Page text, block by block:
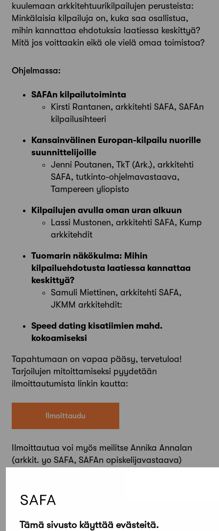
Tämä sivusto käyttää evästeitä.
kuulemaan arkkitehtuurikilpailujen perusteista:
Minkälaisia kilpailuja on, kuka saa osallistua,
mihin kannattaa ehdotuksia laatiessa keskittyä?
Mitä jos voittaakin eikä ole vielä omaa toimistoa?
Ohjelmassa:
SAFAn kilpailutoiminta
Kirsti Rantanen, arkkitehti SAFA, SAFAn
kilpailusihteeri
Kansainvälinen Europan-kilpailu nuorille
suunnittelijoille
Jenni Poutanen, TkT (Ark.), arkkitehti
SAFA, tutkinto-ohjelmavastaava,
Tampereen yliopisto
Kilpailujen avulla oman uran alkuun
Lassi Mustonen, arkkitehti SAFA, Kump
arkkitehdit
Tuomarin näkökulma: Mihin
kilpailuehdotusta laatiessa kannattaa
keskittyä?
Samuli Miettinen, arkkitehti SAFA,
JKMM arkkitehdit:
Speed dating kisatiimien mahd.
kokoamiseksi
Tapahtumaan on vapaa pääsy, tervetuloa!
Tarjoilujen mitoittamiseksi pyydetään
ilmoittautumista linkin kautta:
Ilmoittaudu
Ilmoittautua voi myös meilitse Annika Annalan
(arkkit. yo SAFA, SAFAn opiskelijavastaava)